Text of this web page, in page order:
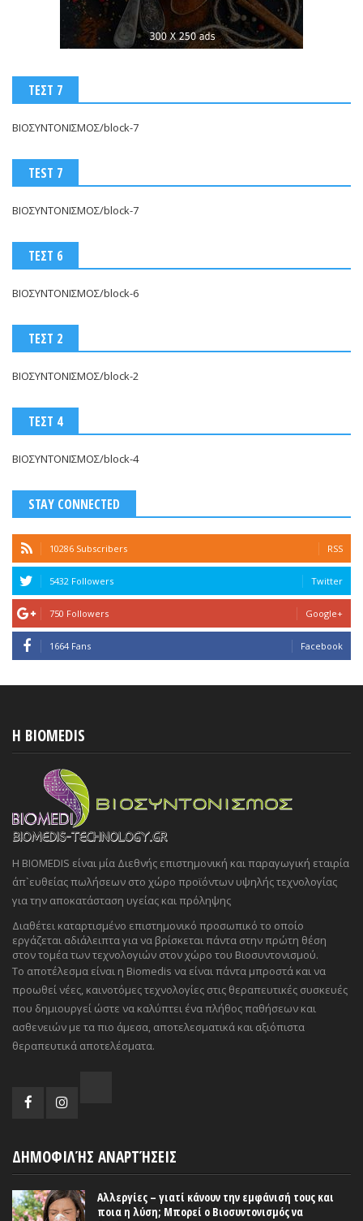
ΤΕΣΤ 7
ΒΙΟΣΥΝΤΟΝΙΣΜΟΣ/block-7
TEST 7
ΒΙΟΣΥΝΤΟΝΙΣΜΟΣ/block-7
ΤΕΣΤ 6
ΒΙΟΣΥΝΤΟΝΙΣΜΟΣ/block-6
ΤΕΣΤ 2
ΒΙΟΣΥΝΤΟΝΙΣΜΟΣ/block-2
ΤΕΣΤ 4
ΒΙΟΣΥΝΤΟΝΙΣΜΟΣ/block-4
STAY CONNECTED
10286 Subscribers RSS
5432 Followers Twitter
750 Followers Google+
1664 Fans Facebook
H BIOMEDIS
Η BIOMEDIS είναι μία Διεθνής επιστημονική και παραγωγική εταιρία
άπ`ευθείας πωλήσεων στο χώρο προϊόντων υψηλής τεχνολογίας
για την αποκατάσταση υγείας και πρόληψης
Διαθέτει καταρτισμένο επιστημονικό προσωπικό το οποίο
εργάζεται αδιάλειπτα για να βρίσκεται πάντα στην πρώτη θέση
στον τομέα των τεχνολογιών στον χώρο του Βιοσυντονισμού.
Το αποτέλεσμα είναι η Biomedis να είναι πάντα μπροστά και να
προωθεί νέες, καινοτόμες τεχνολογίες στις θεραπευτικές συσκευές
που δημιουργεί ώστε να καλύπτει ένα πλήθος παθήσεων και
ασθενειών με τα πιο άμεσα, αποτελεσματικά και αξιόπιστα
θεραπευτικά αποτελέσματα.
ΔΗΜΟΦΙΛΉΣ ΑΝΑΡΤΉΣΕΙΣ
Αλλεργίες – γιατί κάνουν την εμφάνισή τους και
ποια η λύση; Μπορεί ο Βιοσυντονισμός να